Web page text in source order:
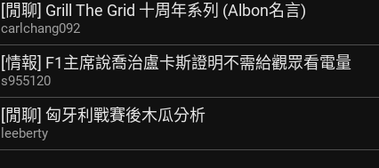
[閒聊] Grill The Grid 十周年系列 (Albon名言)
carlchang092
[情報] F1主席說喬治盧卡斯證明不需給觀眾看電量
s955120
[閒聊] 匈牙利戰賽後木瓜分析
leeberty